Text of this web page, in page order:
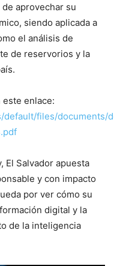
aprovechar su
siendo aplicada a
el análisis de
de reservorios y la
enlace:
default/files/documents/
El Salvador apuesta
y con impacto
por ver cómo su
digital y la
de la inteligencia